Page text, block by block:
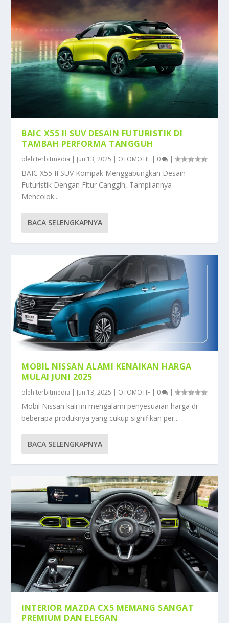
BAIC X55 II SUV DESAIN FUTURISTIK DI
TAMBAH PERFORMA TANGGUH
olehterbitmedia | Jun 13, 2025 | OTOMOTIF | 0 |
BAIC X55 II SUV Kompak Menggabungkan Desain
Futuristik Dengan Fitur Canggih, Tampilannya
Mencolok...
BACA SELENGKAPNYA
MOBIL NISSAN ALAMI KENAIKAN HARGA
MULAI JUNI 2025
olehterbitmedia Jun 13, 2025 OTOMOTIF 0 |
Mobil Nissan kali ini mengalami penyesuaian harga di
beberapa produknya yang cukup signifikan per...
BACA SELENGKAPNYA
INTERIOR MAZDA CX5 MEMANG SANGAT
PREMIUM DAN ELEGAN